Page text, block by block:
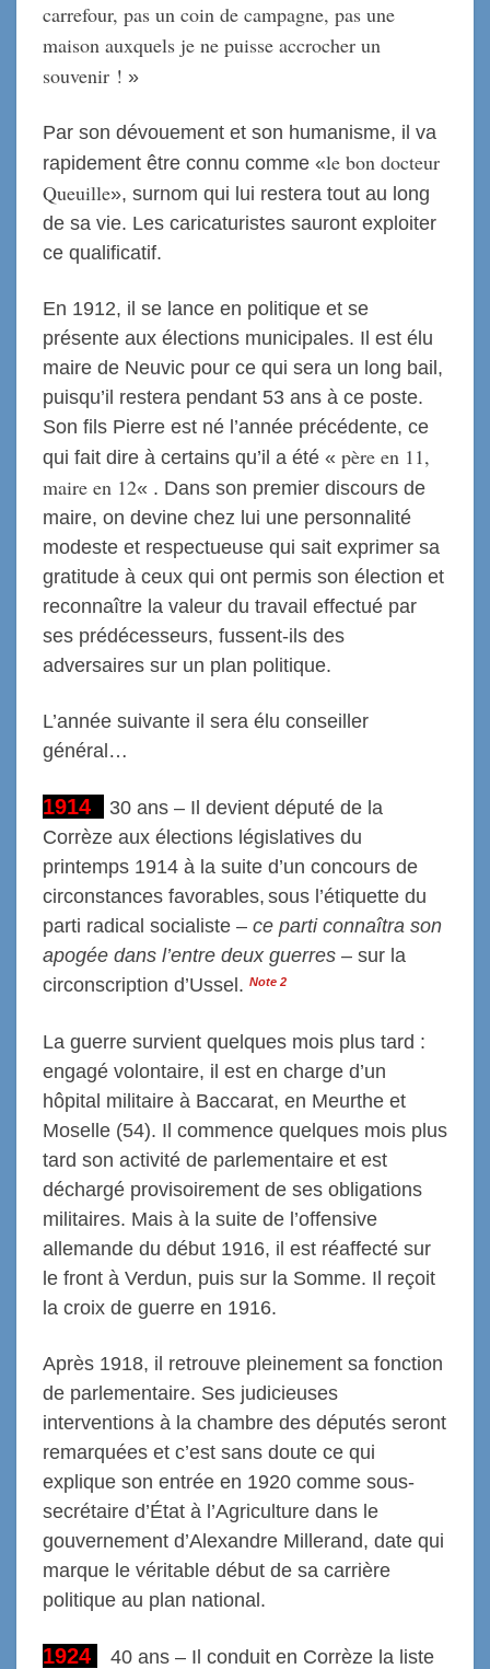
carrefour, pas un coin de campagne, pas une
maison auxquels je ne puisse accrocher un
souvenir ! »
Par son dévouement et son humanisme, il va
rapidement être connu comme «le bon docteur
Queuille», surnom qui lui restera tout au long
de sa vie. Les caricaturistes sauront exploiter
ce qualificatif.
En 1912, il se lance en politique et se
présente aux élections municipales. Il est élu
maire de Neuvic pour ce qui sera un long bail,
puisqu’il restera pendant 53 ans à ce poste.
Son fils Pierre est né l’année précédente, ce
qui fait dire à certains qu’il a été « père en 11,
maire en 12« . Dans son premier discours de
maire, on devine chez lui une personnalité
modeste et respectueuse qui sait exprimer sa
gratitude à ceux qui ont permis son élection et
reconnaître la valeur du travail effectué par
ses prédécesseurs, fussent-ils des
adversaires sur un plan politique.
L’année suivante il sera élu conseiller
général…
1914
30 ans – Il devient député de la
Corrèze aux élections législatives du
printemps 1914 à la suite d’un concours de
circonstances favorables, sous l’étiquette du
parti radical socialiste – ce parti connaîtra son
apogée dans l’entre deux guerres – sur la
circonscription d’Ussel. Note 2
La guerre survient quelques mois plus tard :
engagé volontaire, il est en charge d’un
hôpital militaire à Baccarat, en Meurthe et
Moselle (54). Il commence quelques mois plus
tard son activité de parlementaire et est
déchargé provisoirement de ses obligations
militaires. Mais à la suite de l’offensive
allemande du début 1916, il est réaffecté sur
le front à Verdun, puis sur la Somme. Il reçoit
la croix de guerre en 1916.
Après 1918, il retrouve pleinement sa fonction
de parlementaire. Ses judicieuses
interventions à la chambre des députés seront
remarquées et c’est sans doute ce qui
explique son entrée en 1920 comme sous-
secrétaire d’État à l’Agriculture dans le
gouvernement d’Alexandre Millerand, date qui
marque le véritable début de sa carrière
politique au plan national.
1924 40 ans – Il conduit en Corrèze la liste